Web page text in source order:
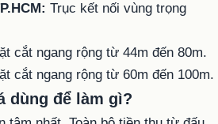
Trục kết nối vùng trọng
cắt ngang rộng từ 44m đến 80m.
cắt ngang rộng từ 60m đến 100m.
dùng để làm gì?